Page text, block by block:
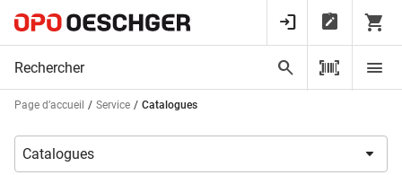
Page d’accueil Service Catalogues